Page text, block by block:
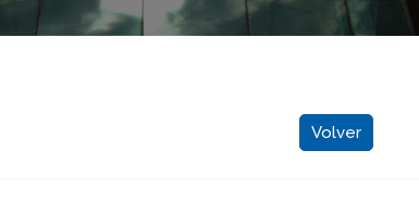
Volver